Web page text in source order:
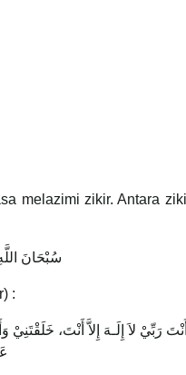
melazimi zikir. Antara
سُبْحَانَ
:
أَنْتَ رَبِّيْ لاَ إِلَـهَ إِلاَّ أَنْتَ،